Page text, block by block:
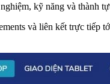
kỹ năng và thành
và liên kết trực tiếp